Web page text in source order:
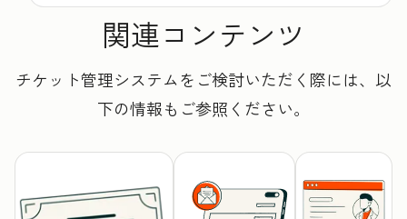
関連コンテンツ
チケット管理システムをご検討いただく際には、以
下の情報もご参照ください。